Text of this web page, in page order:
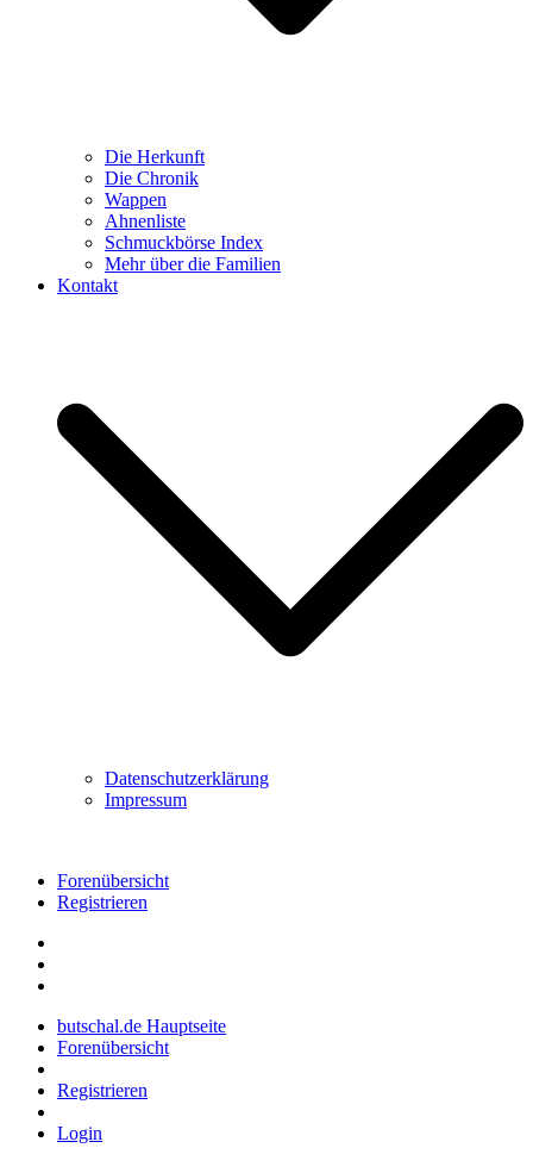
Die Herkunft
Die Chronik
Wappen
Ahnenliste
Schmuckbörse Index
Mehr über die Familien
Kontakt
Datenschutzerklärung
Impressum
Forenübersicht
Registrieren
butschal.de Hauptseite
Forenübersicht
Registrieren
Login